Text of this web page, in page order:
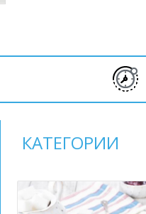
КАТЕГОРИИ